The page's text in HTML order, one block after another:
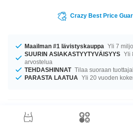
Crazy Best Price
Maailman #1 lävistyskauppa Yli 7
SUURIN ASIAKASTYYTYVÄISYYS Yli
arvostelua
TEHDASHINNAT Tilaa suoraan
PARASTA LAATUA Yli 20 vuoden